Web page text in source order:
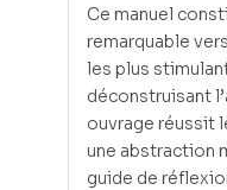
Ce manuel
remarquable
les plus
déconstruisant
ouvrage réussit
une abstraction
guide de